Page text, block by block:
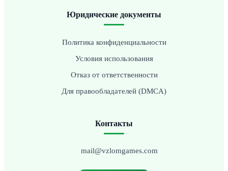
Юридические документы
Политика конфиденциальности
Условия использования
Отказ от ответственности
Для правообладателей (DMCA)
Контакты
mail@vzlomgames.com